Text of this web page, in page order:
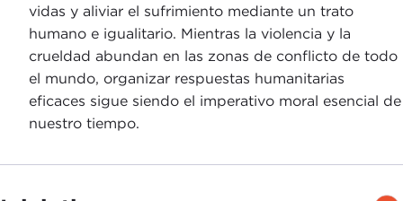
vidas y aliviar el sufrimiento mediante un trato
humano e igualitario. Mientras la violencia y la
crueldad abundan en las zonas de conflicto de todo
el mundo, organizar respuestas humanitarias
eficaces sigue siendo el imperativo moral esencial de
nuestro tiempo.